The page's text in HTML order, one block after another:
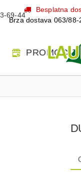
69-44
Besplatna
Brza dostava 063/
PROMOCIJE